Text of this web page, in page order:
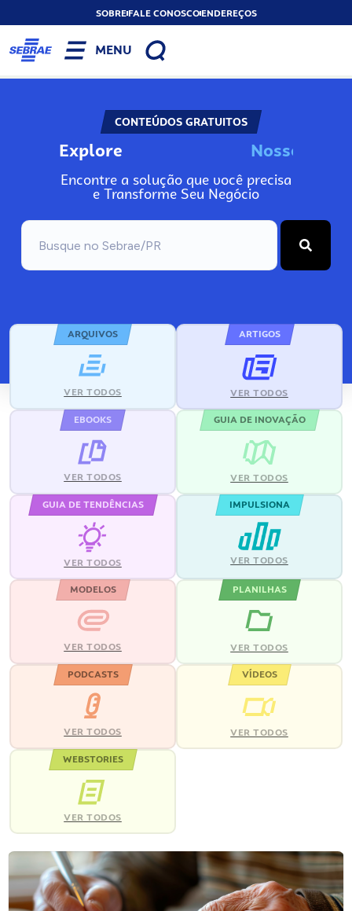
SOBREFALE CONOSCOENDEREÇOS
MENU
CONTEÚDOS GRATUITOS
Explore Nosso
Encontre a solução que você precisa
e Transforme Seu Negócio
ARQUIVOS
VER TODOS
ARTIGOS
VER TODOS
EBOOKS
VER TODOS
GUIA DE INOVAÇÃO
VER TODOS
GUIA DE TENDÊNCIAS
VER TODOS
IMPULSIONA
VER TODOS
MODELOS
VER TODOS
PLANILHAS
VER TODOS
PODCASTS
VER TODOS
VÍDEOS
VER TODOS
WEBSTORIES
VER TODOS